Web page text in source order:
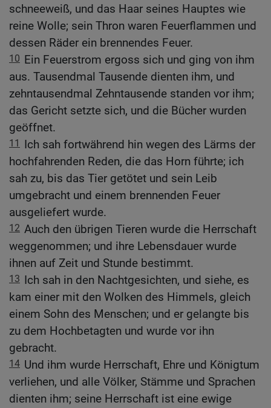
schneeweiß, und das Haar seines Hauptes wie
reine Wolle; sein Thron waren Feuerflammen und
dessen Räder ein brennendes Feuer.
10 Ein Feuerstrom ergoss sich und ging von ihm
aus. Tausendmal Tausende dienten ihm, und
zehntausendmal Zehntausende standen vor ihm;
das Gericht setzte sich, und die Bücher wurden
geöffnet.
11
Ich sah fortwährend hin wegen des Lärms der
hochfahrenden Reden, die das Horn führte; ich
sah zu, bis das Tier getötet und sein Leib
umgebracht und einem brennenden Feuer
ausgeliefert wurde.
12 Auch den übrigen Tieren wurde die Herrschaft
weggenommen; und ihre Lebensdauer wurde
ihnen auf Zeit und Stunde bestimmt.
13 Ich sah in den Nachtgesichten, und siehe, es
kam einer mit den Wolken des Himmels, gleich
einem Sohn des Menschen; und er gelangte bis
zu dem Hochbetagten und wurde vor ihn
gebracht.
14 Und ihm wurde Herrschaft, Ehre und Königtum
verliehen, und alle Völker, Stämme und Sprachen
dienten ihm; seine Herrschaft ist eine ewige